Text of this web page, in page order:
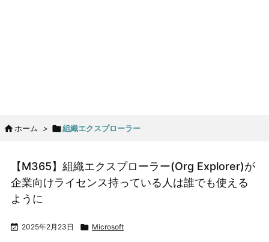
 ホーム > 組織エクスプローラー
【M365】組織エクスプローラー(Org Explorer)が
企業向けライセンス持っている人は誰でも使える
ように
 2025年2月23日  Microsoft